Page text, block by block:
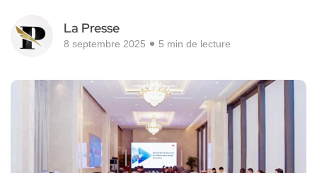
La Presse
8 septembre 2025 5 min de lecture